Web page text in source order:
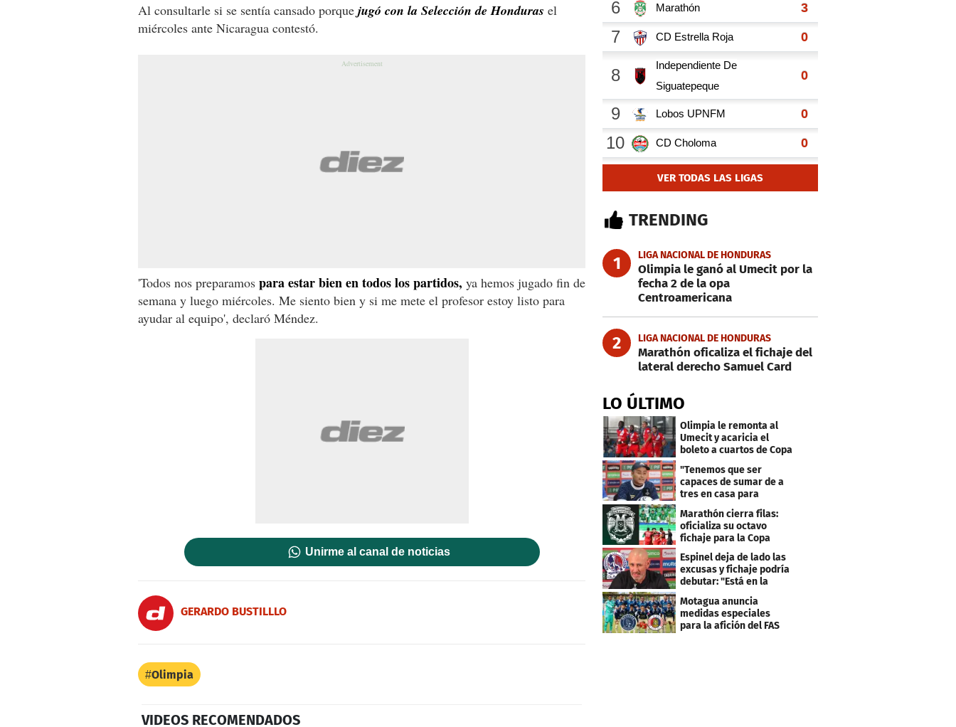
Al consultarle si se sentía cansado porque jugó con la Selección de Honduras el
miércoles ante Nicaragua contestó.
'Todos nos preparamos para estar bien en todos los partidos, ya hemos jugado fin de
semana y luego miércoles. Me siento bien y si me mete el profesor estoy listo para
ayudar al equipo', declaró Méndez.
Unirme al canal de noticias
GERARDO BUSTILLLO
Olimpia
VIDEOS RECOMENDADOS
VER TODAS LAS LIGAS
TRENDING
1 LIGA NACIONAL DE HONDURAS
Olimpia le ganó al Umecit por la
fecha 2 de la opa
Centroamericana
2 LIGA NACIONAL DE HONDURAS
Marathón oficaliza el fichaje del
lateral derecho Samuel Card
LO ÚLTIMO
Olimpia le remonta al
Umecit y acaricia el
boleto a cuartos de Copa
"Tenemos que ser
capaces de sumar de a
tres en casa para
asegurar la
clasificación"
Marathón cierra filas:
oficializa su octavo
fichaje para la Copa
Centroamericana
Espinel deja de lado las
excusas y fichaje podría
debutar: "Está en la
Motagua anuncia
medidas especiales
para la afición del FAS